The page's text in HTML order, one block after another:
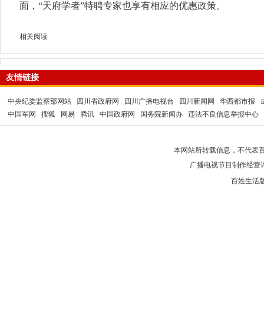
面，“天府学者”特聘专家也享有相应的优惠政策。
相关阅读
友情链接
中央纪委监察部网站 四川省政府网 四川广播电视台 四川新闻网 华西都市报
中国军网
搜狐 网易 腾讯 中国政府网 国务院新闻办 违法不良信息举报中心
本网站所转载信息，不代表
广播电视节目制作经营
百姓生活